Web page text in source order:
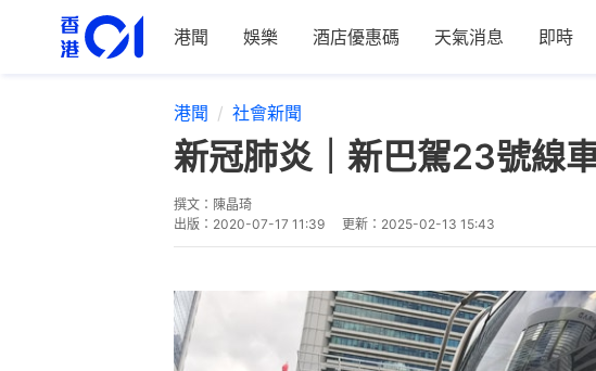
港聞 娛樂 酒店優惠碼 天氣消息 即時
港聞 社會新聞
新冠肺炎｜新巴駕23號線
撰文： 陳晶琦
出版： 2020-07-17 11:39 更新： 2025-02-13 15:43